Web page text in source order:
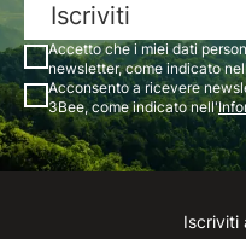
Iscriviti
Accetto che i miei dati
newsletter, come indicato
Acconsento a ricevere
3Bee, come indicato nell'
Iscriviti